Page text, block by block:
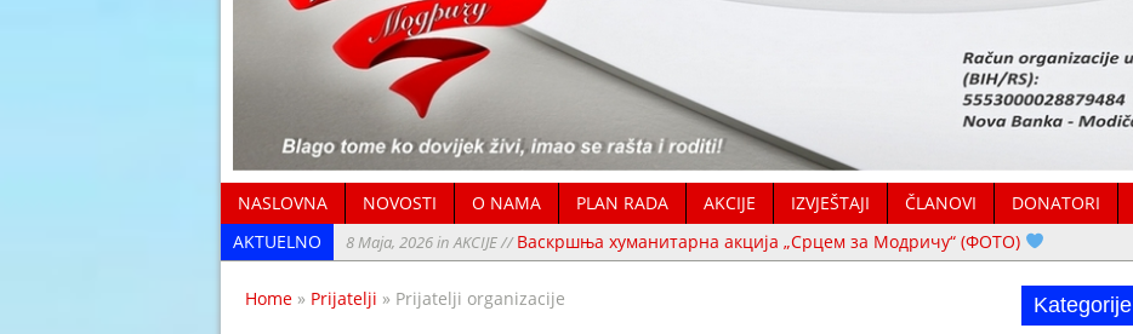
NASLOVNA NOVOSTI O NAMA PLAN RADA AKCIJE IZVJEŠTAJI ČLANOVI DONATORI
AKTUELNO
8 Maja, 2026 in AKCIJE //Васкршња хуманитарна акција „Срцем за Модричу“ (ФОТО)
13 Oktobra, 2025 in AKCIJE // Хуманитарна помоћ уручена у Толиси и Крчевљанима (ФОТО)
Home » Prijatelji » Prijatelji organizacije Kategorije